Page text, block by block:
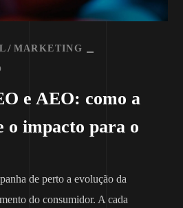
MARKETING
e AEO: como a
o impacto para o
de perto a evolução da
do consumidor. A cada